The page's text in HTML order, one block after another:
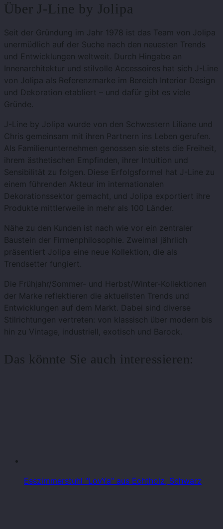
Über J-Line by Jolipa
Seit der Gründung im Jahr 1978 ist das Team von Jolipa
unermüdlich auf der Suche nach den neuesten Trends
und Entwicklungen weltweit. Durch Hingabe an
Innenarchitektur und stilvolle Accessoires hat sich J-Line
von Jolipa als Referenzmarke im Bereich Interior Design
und Dekoration etabliert – und dafür gibt es viele
Gründe.
J-Line by Jolipa wurde von den Schwestern Liliane und
Chris gemeinsam mit ihren Partnern ins Leben gerufen.
Als Familienunternehmen genossen sie stets die Freiheit,
ihrem ästhetischen Empfinden, ihrer Intuition und
Sensibilität zu folgen. Diese Erfolgsformel hat J-Line zu
einem führenden Akteur im internationalen
Dekorationssektor gemacht, und Jolipa exportiert ihre
Produkte mittlerweile in mehr als 100 Länder.
Nähe zu den Kunden ist nach wie vor ein zentraler
Baustein der Firmenphilosophie. Zweimal jährlich
präsentiert Jolipa eine neue Kollektion, die als
Trendsetter fungiert.
Die Frühjahr/Sommer- und Herbst/Winter-Kollektionen
der Marke reflektieren die aktuellsten Trends und
Entwicklungen auf dem Markt. Dabei sind diverse
Stilrichtungen vertreten: von klassisch über modern bis
hin zu Vintage, industriell, exotisch und Barock.
Das könnte Sie auch interessieren:
Esszimmerstuhl "LovYa" aus Echtholz, Schwarz